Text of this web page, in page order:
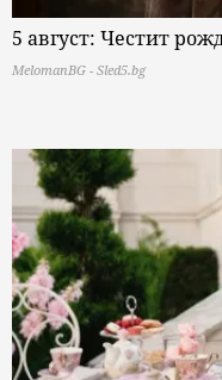
5 август: Честит
MelomanBG - Sled5.bg